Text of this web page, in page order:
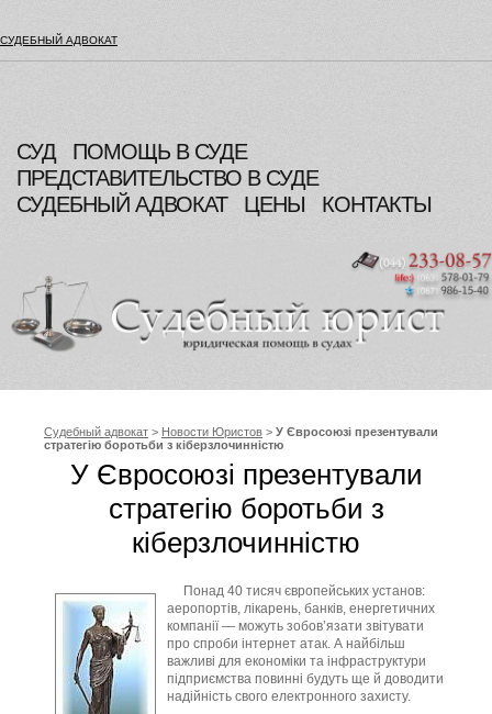
СУДЕБНЫЙ АДВОКАТ
СУД
ПОМОЩЬ В СУДЕ
ПРЕДСТАВИТЕЛЬСТВО В СУДЕ
СУДЕБНЫЙ АДВОКАТ
ЦЕНЫ КОНТАКТЫ
Судебный адвокат > Новости Юристов > У Євросоюзі презентували
стратегію боротьби з кіберзлочинністю
У Євросоюзі презентували
стратегію боротьби з
кіберзлочинністю
Понад 40 тисяч європейських установ:
аеропортів, лікарень, банків, енергетичних
компанії — можуть зобов’язати звітувати
про спроби інтернет атак. А найбільш
важливі для економіки та інфраструктури
підприємства повинні будуть ще й доводити
надійність свого електронного захисту.